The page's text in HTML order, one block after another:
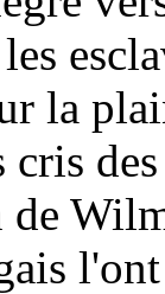
la
cris